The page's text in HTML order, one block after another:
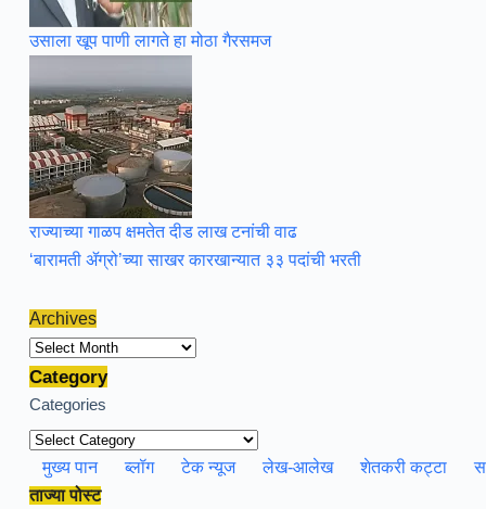
उसाला खूप पाणी लागते हा मोठा गैरसमज
राज्याच्या गाळप क्षमतेत दीड लाख टनांची वाढ
‘बारामती ॲग्रो’च्या साखर कारखान्यात ३३ पदांची भरती
Archives
Archives
Category
Categories
मुख्य पान ब्लॉग टेक न्यूज लेख-आलेख शेतकरी कट्टा
ताज्या पोस्ट